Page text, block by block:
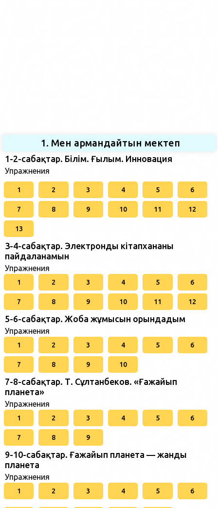
1. Мен армандайтын мектеп
1-2-сабақтар. Білім. Ғылым. Инновация
Упражнения
1 2 3 4 5 6
7 8 9 10 11 12
13
3-4-сабақтар. Электронды кітапхананы
пайдаланамын
Упражнения
1 2 3 4 5 6
7 8 9 10 11 12
5-6-сабақтар. Жоба жұмысын орындадым
Упражнения
1 2 3 4 5 6
7 8 9 10
7-8-сабақтар. Т. Сұлтанбеков. «Ғажайып
планета»
Упражнения
1 2 3 4 5 6
7 8 9
9-10-сабақтар. Ғажайып планета — жанды
планета
Упражнения
1 2 3 4 5 6